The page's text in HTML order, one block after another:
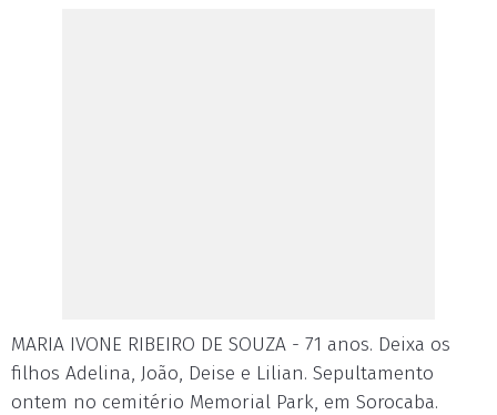
MARIA IVONE RIBEIRO DE SOUZA - 71 anos. Deixa os
filhos Adelina, João, Deise e Lilian. Sepultamento
ontem no cemitério Memorial Park, em Sorocaba.